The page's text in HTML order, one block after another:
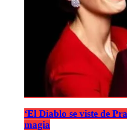
‘El Diablo se viste de
magia